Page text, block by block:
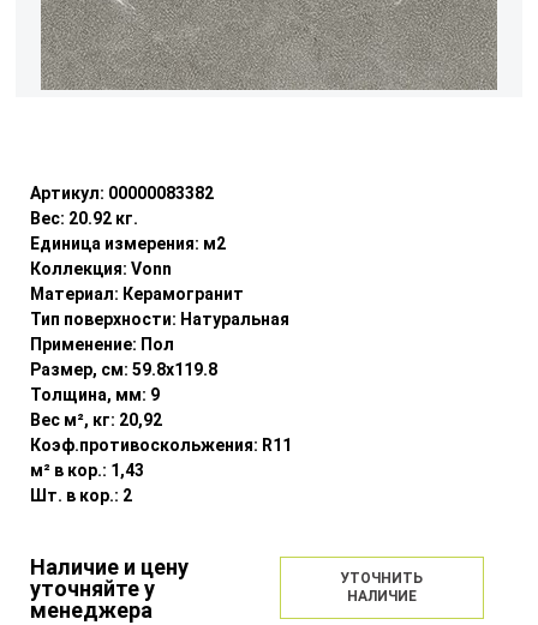
Артикул: 00000083382
Вес: 20.92 кг.
Единица измерения: м2
Коллекция: Vonn
Материал: Керамогранит
Тип поверхности: Натуральная
Применение: Пол
Размер, см: 59.8x119.8
Толщина, мм: 9
Вес м², кг: 20,92
Коэф.противоскольжения: R11
м² в кор.: 1,43
Шт. в кор.: 2
Наличие и цену
уточняйте у
менеджера
УТОЧНИТЬ
НАЛИЧИЕ